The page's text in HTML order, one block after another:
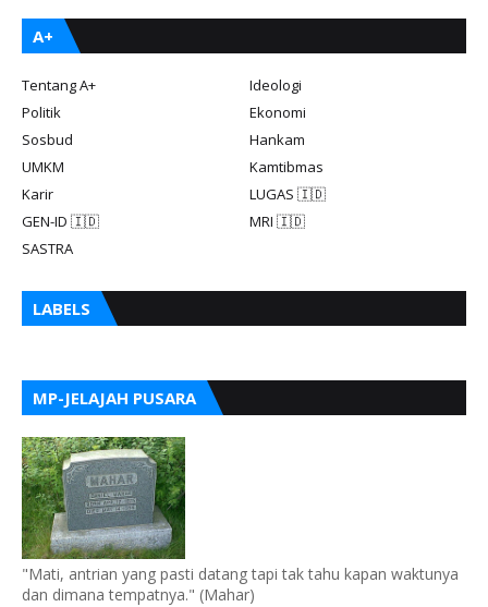
A+
Tentang A+
Ideologi
Politik
Ekonomi
Sosbud
Hankam
UMKM
Kamtibmas
Karir
LUGAS 🇮🇩
GEN-ID 🇮🇩
MRI 🇮🇩
SASTRA
LABELS
MP-JELAJAH PUSARA
"Mati, antrian yang pasti datang tapi tak tahu kapan waktunya
dan dimana tempatnya." (Mahar)